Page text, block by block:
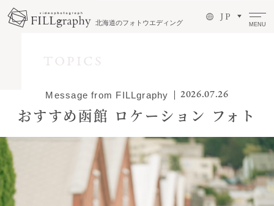
北海道のフォトウエディング
J P
MENU
TOPICS
Message from FILLgraphy 2026.07.26
おすすめ函館 ロケーション フォト